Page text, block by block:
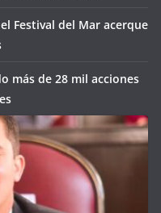
Festival del Mar acerque
más de 28 mil acciones